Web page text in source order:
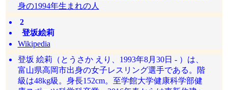
身の1994年生まれの人
2
登坂絵莉
Wikipedia
登坂 絵莉（とうさか えり、1993年8月30日 - ）は、
富山県高岡市出身の女子レスリング選手である。階
級は48kg級。身長152cm。至学館大学健康科学部健